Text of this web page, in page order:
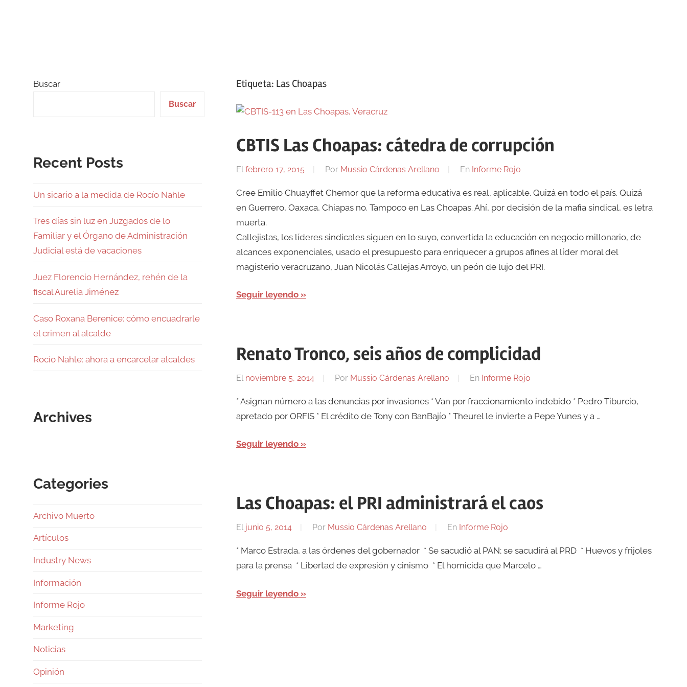
Etiqueta: Las Choapas
CBTIS Las Choapas: cátedra de corrupción
El febrero 17, 2015 Por Mussio Cárdenas Arellano En Informe Rojo
Cree Emilio Chuayffet Chemor que la reforma educativa es real, aplicable. Quizá en todo el país. Quizá
en Guerrero, Oaxaca, Chiapas no. Tampoco en Las Choapas. Ahí, por decisión de la mafia sindical, es letra
muerta.
Callejistas, los líderes sindicales siguen en lo suyo, convertida la educación en negocio millonario, de
alcances exponenciales, usado el presupuesto para enriquecer a grupos afines al líder moral del
magisterio veracruzano, Juan Nicolás Callejas Arroyo, un peón de lujo del PRI.
Seguir leyendo
Renato Tronco, seis años de complicidad
El noviembre 5, 2014 Por Mussio Cárdenas Arellano En Informe Rojo
* Asignan número a las denuncias por invasiones * Van por fraccionamiento indebido * Pedro Tiburcio,
apretado por ORFIS * El crédito de Tony con BanBajío * Theurel le invierte a Pepe Yunes y a …
Seguir leyendo
Las Choapas: el PRI administrará el caos
El junio 5, 2014 Por Mussio Cárdenas Arellano En Informe Rojo
* Marco Estrada, a las órdenes del gobernador * Se sacudió al PAN; se sacudirá al PRD * Huevos y frijoles
para la prensa * Libertad de expresión y cinismo * El homicida que Marcelo …
Seguir leyendo
Buscar
Buscar
Recent Posts
Un sicario a la medida de Rocío Nahle
Tres días sin luz en Juzgados de lo
Familiar y el Órgano de Administración
Judicial está de vacaciones
Juez Florencio Hernández, rehén de la
fiscal Aurelia Jiménez
Caso Roxana Berenice: cómo encuadrarle
el crimen al alcalde
Rocío Nahle: ahora a encarcelar alcaldes
Archives
Categories
Archivo Muerto
Artículos
Industry News
Información
Informe Rojo
Marketing
Noticias
Opinión